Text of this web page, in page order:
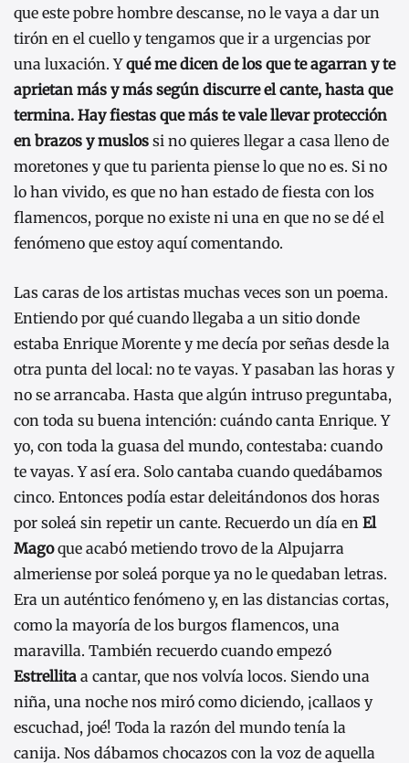
que este pobre hombre descanse, no le vaya a dar un
tirón en el cuello y tengamos que ir a urgencias por
una luxación. Yqué me dicen de los que te agarran y te
aprietan más y más según discurre el cante, hasta que
termina. Hay fiestas que más te vale llevar protección
en brazos y muslos si no quieres llegar a casa lleno de
moretones y que tu parienta piense lo que no es. Si no
lo han vivido, es que no han estado de fiesta con los
flamencos, porque no existe ni una en que no se dé el
fenómeno que estoy aquí comentando.
Las caras de los artistas muchas veces son un poema.
Entiendo por qué cuando llegaba a un sitio donde
estaba Enrique Morente y me decía por señas desde la
otra punta del local: no te vayas. Y pasaban las horas y
no se arrancaba. Hasta que algún intruso preguntaba,
con toda su buena intención: cuándo canta Enrique. Y
yo, con toda la guasa del mundo, contestaba: cuando
te vayas. Y así era. Solo cantaba cuando quedábamos
cinco. Entonces podía estar deleitándonos dos horas
por soleá sin repetir un cante. Recuerdo un día en El
Magoque acabó metiendo trovo de la Alpujarra
almeriense por soleá porque ya no le quedaban letras.
Era un auténtico fenómeno y, en las distancias cortas,
como la mayoría de los burgos flamencos, una
maravilla. También recuerdo cuando empezó
Estrellita a cantar, que nos volvía locos. Siendo una
niña, una noche nos miró como diciendo, ¡callaos y
escuchad, joé! Toda la razón del mundo tenía la
canija. Nos dábamos chocazos con la voz de aquella